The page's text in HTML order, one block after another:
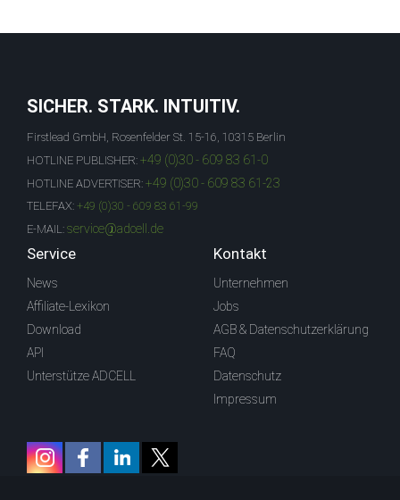
SICHER. STARK. INTUITIV.
Firstlead GmbH, Rosenfelder St. 15-16, 10315 Berlin
HOTLINE PUBLISHER: +49 (0)30 - 609 83 61-0
HOTLINE ADVERTISER: +49 (0)30 - 609 83 61-23
TELEFAX: +49 (0)30 - 609 83 61-99
E-MAIL: service@adcell.de
Service
News
Affiliate-Lexikon
Download
API
Unterstütze ADCELL
Kontakt
Unternehmen
Jobs
AGB & Datenschutzerklärung
FAQ
Datenschutz
Impressum